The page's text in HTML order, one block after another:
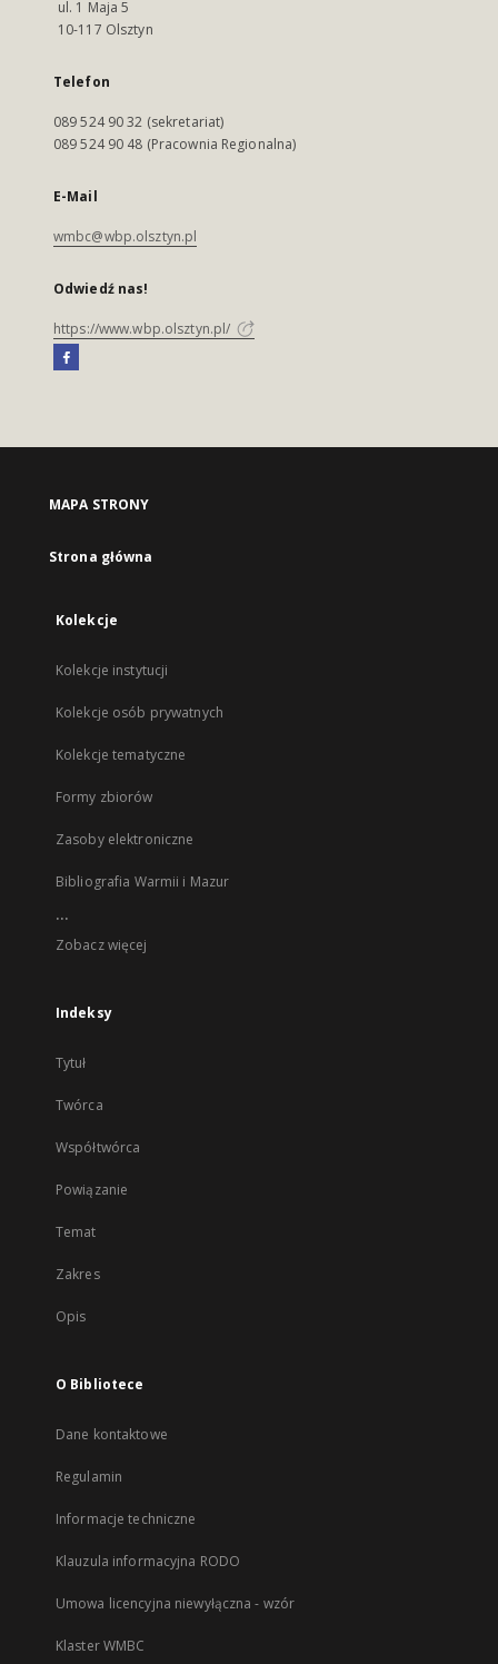
ul. 1 Maja 5
10-117 Olsztyn
Telefon
089 524 90 32 (sekretariat)
089 524 90 48 (Pracownia Regionalna)
E-Mail
wmbc@wbp.olsztyn.pl
Odwiedź nas!
https://www.wbp.olsztyn.pl/
MAPA STRONY
Strona główna
Kolekcje
Kolekcje instytucji
Kolekcje osób prywatnych
Kolekcje tematyczne
Formy zbiorów
Zasoby elektroniczne
Bibliografia Warmii i Mazur
...
Zobacz więcej
Indeksy
Tytuł
Twórca
Współtwórca
Powiązanie
Temat
Zakres
Opis
O Bibliotece
Dane kontaktowe
Regulamin
Informacje techniczne
Klauzula informacyjna RODO
Umowa licencyjna niewyłączna - wzór
Klaster WMBC